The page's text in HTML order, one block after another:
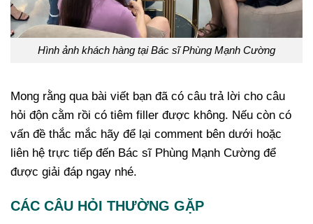
Hình ảnh khách hàng tại Bác sĩ Phùng Mạnh Cường
Mong rằng qua bài viết bạn đã có câu trả lời cho câu
hỏi độn cằm rồi có tiêm filler được không. Nếu còn có
vấn đề thắc mắc hãy để lại comment bên dưới hoặc
liên hệ trực tiếp đến Bác sĩ Phùng Mạnh Cường để
được giải đáp ngay nhé.
CÁC CÂU HỎI THƯỜNG GẶP